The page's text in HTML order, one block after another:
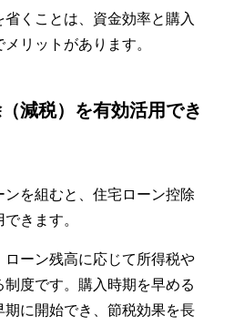
くことは、資金効率と購入
リットがあります。
減税）を有効活用でき
を組むと、住宅ローン控除
きます。
ローン残高に応じて所得税や
度です。購入時期を早める
期に開始でき、節税効果を長